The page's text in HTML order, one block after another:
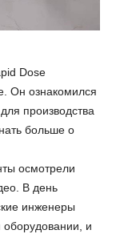
Dose
Он ознакомился
производства
больше о
осмотрели
В день
инженеры
оборудовании, и